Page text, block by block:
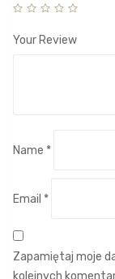
Your Review
Name *
Email *
Zapamiętaj moje